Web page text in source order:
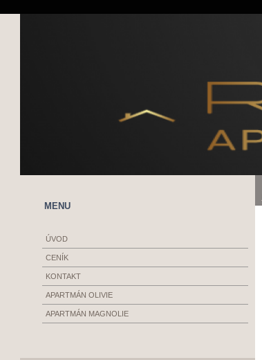
MENU
ÚVOD
CENÍK
KONTAKT
APARTMÁN OLIVIE
APARTMÁN MAGNOLIE